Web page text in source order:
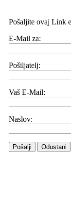
Pošaljite ovaj Link
E-Mail za:
Pošiljatelj:
Vaš E-Mail:
Naslov:
Pošalji Odustani